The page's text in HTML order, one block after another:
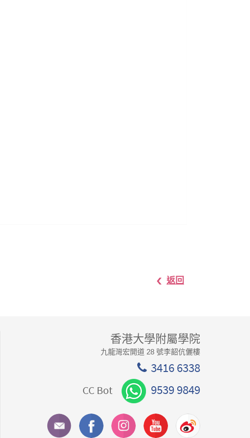
返回
香港大學附屬學院
九龍灣宏開道 28 號李韶伉儷樓
3416 6338
CC Bot 9539 9849